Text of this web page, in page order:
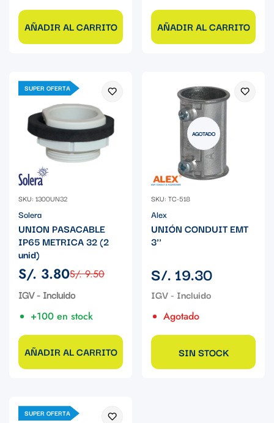
AÑADIR AL CARRITO AÑADIR AL CARRITO
SUPER OFERTA
SKU: 1300UN32
Solera
UNION PASACABLE
IP65 METRICA 32 (2
unid)
Precio
de
S/. 3.80
Precio
regular
S/. 9.50
IGV - Incluido
+100 en stock
AÑADIR AL CARRITO
AGOTADO
SKU: TC-518
Alex
UNIÓN CONDUIT EMT
3''
Precio
regular
S/. 19.30
Agotado
SIN STOCK
SUPER OFERTA